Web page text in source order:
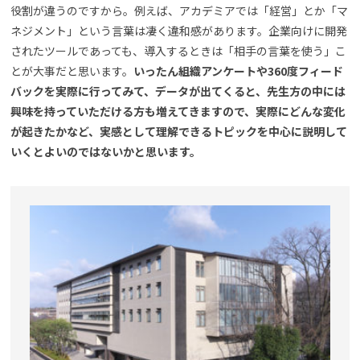
役割が違うのですから。例えば、アカデミアでは「経営」とか「マ
ネジメント」という言葉は凄く違和感があります。企業向けに開発
されたツールであっても、導入するときは「相手の言葉を使う」こ
とが大事だと思います。 いったん組織アンケートや360度フィード
バックを実際に行ってみて、データが出てくると、先生方の中には
興味を持っていただける方も増えてきますので、実際にどんな変化
が起きたかなど、実感として理解できるトピックを中心に説明して
いくとよいのではないかと思います。